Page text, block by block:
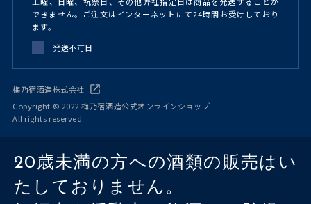
できません。ご注文はインターネットにて24時間お受けしており
ます。
発送不可日
梅乃宿酒造株式会社
Copyright © 2022 梅乃宿酒造公式オンラインショップ
All rights reserved.
20歳未満の方への酒類の販売はい
たしておりません。